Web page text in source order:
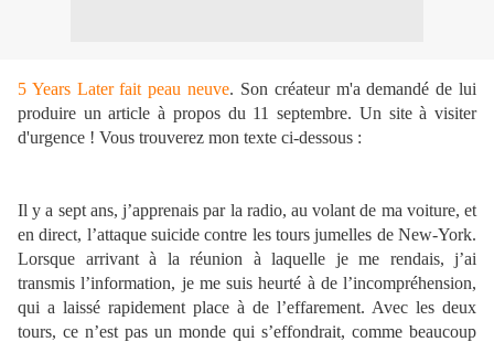
5 Years Later fait peau neuve. Son créateur m'a demandé de lui
produire un article à propos du 11 septembre. Un site à visiter
d'urgence ! Vous trouverez mon texte ci-dessous :
Il y a sept ans, j’apprenais par la radio, au volant de ma voiture, et
en direct, l’attaque suicide contre les tours jumelles de New-York.
Lorsque arrivant à la réunion à laquelle je me rendais, j’ai
transmis l’information, je me suis heurté à de l’incompréhension,
qui a laissé rapidement place à de l’effarement. Avec les deux
tours, ce n’est pas un monde qui s’effondrait, comme beaucoup